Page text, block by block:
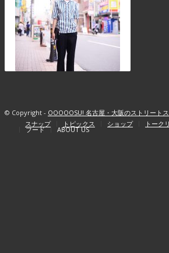
© Copyright - OOOOOSU! 名古屋・大阪のストリート
スナップ
トピックス ショップ トーク
フード ABOUT US